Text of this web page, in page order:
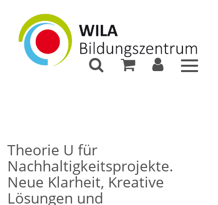
Toggle
Theorie U für
Nachhaltigkeitsprojekte.
Neue Klarheit, Kreative
Lösungen und